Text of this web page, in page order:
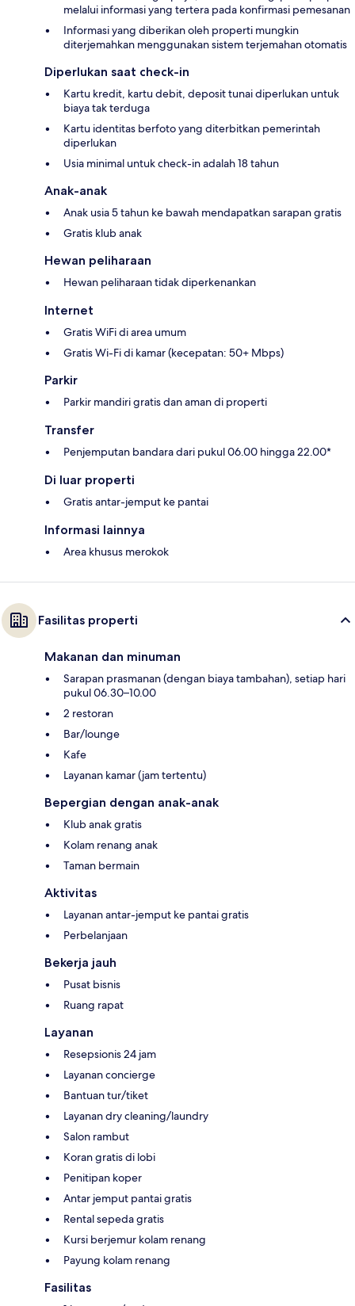
melalui informasi yang tertera pada konfirmasi pemesanan
Informasi yang diberikan oleh properti mungkin
diterjemahkan menggunakan sistem terjemahan otomatis
Diperlukan saat check-in
Kartu kredit, kartu debit, deposit tunai diperlukan untuk
biaya tak terduga
Kartu identitas berfoto yang diterbitkan pemerintah
diperlukan
Usia minimal untuk check-in adalah 18 tahun
Anak-anak
Anak usia 5 tahun ke bawah mendapatkan sarapan gratis
Gratis klub anak
Hewan peliharaan
Hewan peliharaan tidak diperkenankan
Internet
Gratis WiFi di area umum
Gratis Wi-Fi di kamar (kecepatan: 50+ Mbps)
Parkir
Parkir mandiri gratis dan aman di properti
Transfer
Penjemputan bandara dari pukul 06.00 hingga 22.00*
Di luar properti
Gratis antar-jemput ke pantai
Informasi lainnya
Area khusus merokok
Fasilitas properti
Makanan dan minuman
Sarapan prasmanan (dengan biaya tambahan), setiap hari
pukul 06.30–10.00
2 restoran
Bar/lounge
Kafe
Layanan kamar (jam tertentu)
Bepergian dengan anak-anak
Klub anak gratis
Kolam renang anak
Taman bermain
Aktivitas
Layanan antar-jemput ke pantai gratis
Perbelanjaan
Bekerja jauh
Pusat bisnis
Ruang rapat
Layanan
Resepsionis 24 jam
Layanan concierge
Bantuan tur/tiket
Layanan dry cleaning/laundry
Salon rambut
Koran gratis di lobi
Penitipan koper
Antar jemput pantai gratis
Rental sepeda gratis
Kursi berjemur kolam renang
Payung kolam renang
Fasilitas